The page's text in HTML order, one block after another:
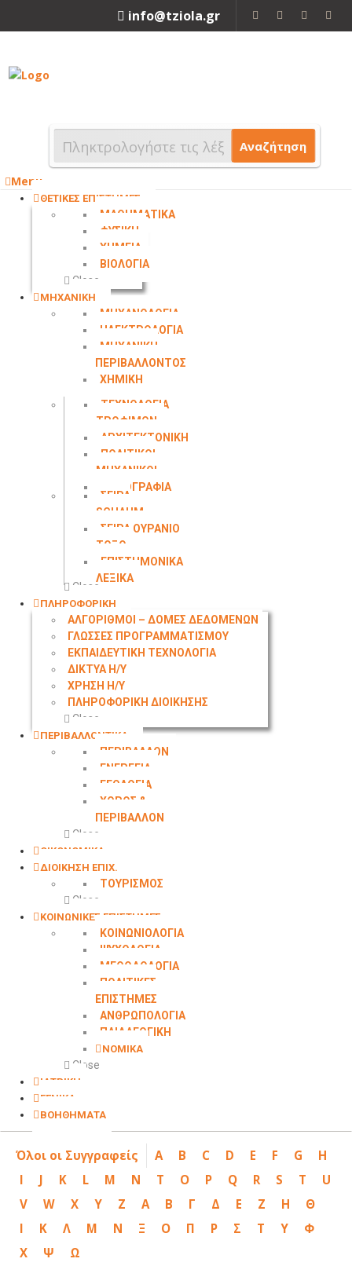
info@tziola.gr
Αναζήτηση
Menu
ΘΕΤΙΚΕΣ ΕΠΙΣΤΗΜΕΣ
ΜΑΘΗΜΑΤΙΚΑ
ΦΥΣΙΚΗ
ΧΗΜΕΙΑ
ΒΙΟΛΟΓΙΑ
Close
ΜΗΧΑΝΙΚΗ
ΜΗΧΑΝΟΛΟΓΙΑ
ΗΛΕΚΤΡΟΛΟΓΙΑ
ΜΗΧΑΝΙΚΗ
ΠΕΡΙΒΑΛΛΟΝΤΟΣ
ΧΗΜΙΚΗ
ΤΕΧΝΟΛΟΓΙΑ
ΤΡΟΦΙΜΩΝ
ΑΡΧΙΤΕΚΤΟΝΙΚΗ
ΠΟΛΙΤΙΚΟΙ
ΜΗΧΑΝΙΚΟΙ
ΤΟΠΟΓΡΑΦΙΑ
ΣΕΙΡΑ
SCHAUM
ΣΕΙΡΑ ΟΥΡΑΝΙΟ
ΤΟΞΟ
ΕΠΙΣΤΗΜΟΝΙΚΑ
ΛΕΞΙΚΑ
Close
ΠΛΗΡΟΦΟΡΙΚΗ
ΑΛΓΟΡΙΘΜΟΙ – ΔΟΜΕΣ ΔΕΔΟΜΕΝΩΝ
ΓΛΩΣΣΕΣ ΠΡΟΓΡΑΜΜΑΤΙΣΜΟΥ
ΕΚΠΑΙΔΕΥΤΙΚΗ ΤΕΧΝΟΛΟΓΙΑ
ΔΙΚΤΥΑ Η/Υ
ΧΡΗΣΗ Η/Υ
ΠΛΗΡΟΦΟΡΙΚΗ ΔΙΟΙΚΗΣΗΣ
Close
ΠΕΡΙΒΑΛΛΟΝΤΙΚΑ
ΠΕΡΙΒΑΛΛΟΝ
ΕΝΕΡΓΕΙΑ
ΓΕΩΛOΓΙΑ
ΧΩΡΟΣ &
ΠΕΡΙΒΑΛΛΟΝ
Close
ΟΙΚΟΝΟΜΙΚΑ
ΔΙΟΙΚΗΣΗ ΕΠΙΧ.
ΤΟΥΡΙΣΜΟΣ
Close
ΚΟΙΝΩΝΙΚΕΣ ΕΠΙΣΤΗΜΕΣ
ΚΟΙΝΩΝΙΟΛΟΓΙΑ
ΨΥΧΟΛΟΓΙΑ
ΜΕΘΟΔΟΛΟΓΙΑ
ΠΟΛΙΤΙΚΕΣ
ΕΠΙΣΤΗΜΕΣ
ΑΝΘΡΩΠΟΛΟΓΙΑ
ΠΑΙΔΑΓΩΓΙΚΗ
ΝΟΜΙΚΑ
Close
ΙΑΤΡΙΚΗ
ΓΕΝΙΚΑ
ΒΟΗΘΗΜΑΤΑ
Όλοι οι Συγγραφείς A B C D E F G
H
I
J K L M N T O P Q R S T
U
V
W X Y Z Α Β Γ Δ Ε Ζ Η
Θ
Ι
Κ Λ Μ Ν Ξ Ο Π Ρ Σ Τ Υ
Φ
Χ
Ψ Ω